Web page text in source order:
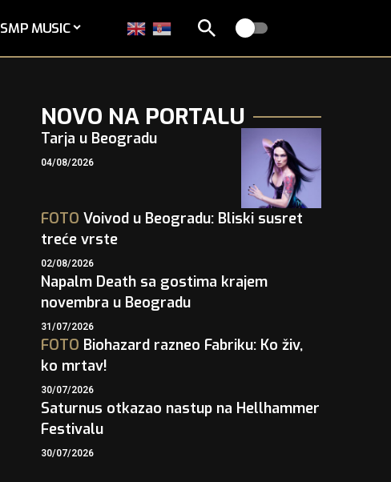
SMP MUSIC
NOVO NA PORTALU
Tarja u Beogradu
04/08/2026
FOTO Voivod u Beogradu: Bliski susret
treće vrste
02/08/2026
Napalm Death sa gostima krajem
novembra u Beogradu
31/07/2026
FOTO Biohazard razneo Fabriku: Ko živ,
ko mrtav!
30/07/2026
Saturnus otkazao nastup na Hellhammer
Festivalu
30/07/2026